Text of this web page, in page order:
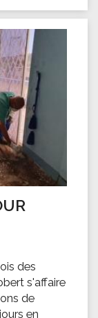
des
s'affaire
de
en